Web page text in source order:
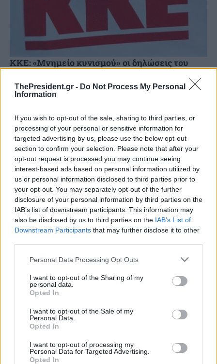
ThePresident.gr - Do Not Process My Personal
Information
If you wish to opt-out of the sale, sharing to third parties, or
processing of your personal or sensitive information for
targeted advertising by us, please use the below opt-out
section to confirm your selection. Please note that after your
opt-out request is processed you may continue seeing
interest-based ads based on personal information utilized by
us or personal information disclosed to third parties prior to
your opt-out. You may separately opt-out of the further
disclosure of your personal information by third parties on the
IAB’s list of downstream participants. This information may
also be disclosed by us to third parties on the IAB’s List of
Downstream Participants that may further disclose it to other
Personal Data Processing Opt Outs
I want to opt-out of the Sharing of my
personal data.
Opted In
I want to opt-out of the Sale of my
Personal Data.
Opted In
I want to opt-out of processing my
Personal Data for Targeted Advertising.
Opted In
ΚΚΕ: «Μνημείο κυνισμού» οι δηλώσεις του
Οι πρόσφατες δηλώσεις του παραιτηθέντος πλέον,
κυβερνήσεις τα προβλήματα...
κατακραυγή δεν κρύβει την ακραία
ψηφοθηρία της ΝΔ
«Η παραίτηση του υπουργού Αγροτικής Ανάπτυξης κ.
Λιβανού μετά την κατακραυγή δεν μπορεί να κρύψει την
ακραία ψηφοθηρία της ΝΔ σε βάρος πολιτών με...